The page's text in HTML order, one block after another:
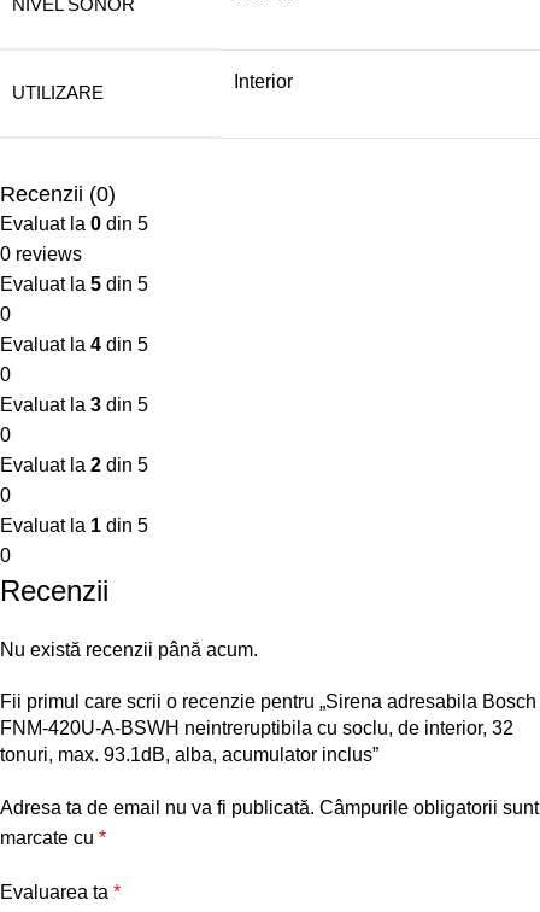
UTILIZARE
Interior
Recenzii (0)
Evaluat la 0 din 5
0 reviews
Evaluat la 5 din 5
0
Evaluat la 4 din 5
0
Evaluat la 3 din 5
0
Evaluat la 2 din 5
0
Evaluat la 1 din 5
0
Recenzii
Nu există recenzii până acum.
Fii primul care scrii o recenzie pentru „Sirena adresabila Bosch
FNM-420U-A-BSWH neintreruptibila cu soclu, de interior, 32
tonuri, max. 93.1dB, alba, acumulator inclus”
Adresa ta de email nu va fi publicată. Câmpurile obligatorii sunt
marcate cu *
Evaluarea ta *